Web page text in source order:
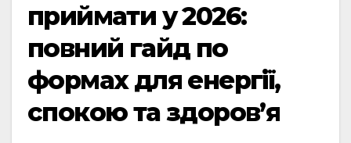
приймати у 2026:
повний гайд по
формах для енергії,
спокою та здоров’я